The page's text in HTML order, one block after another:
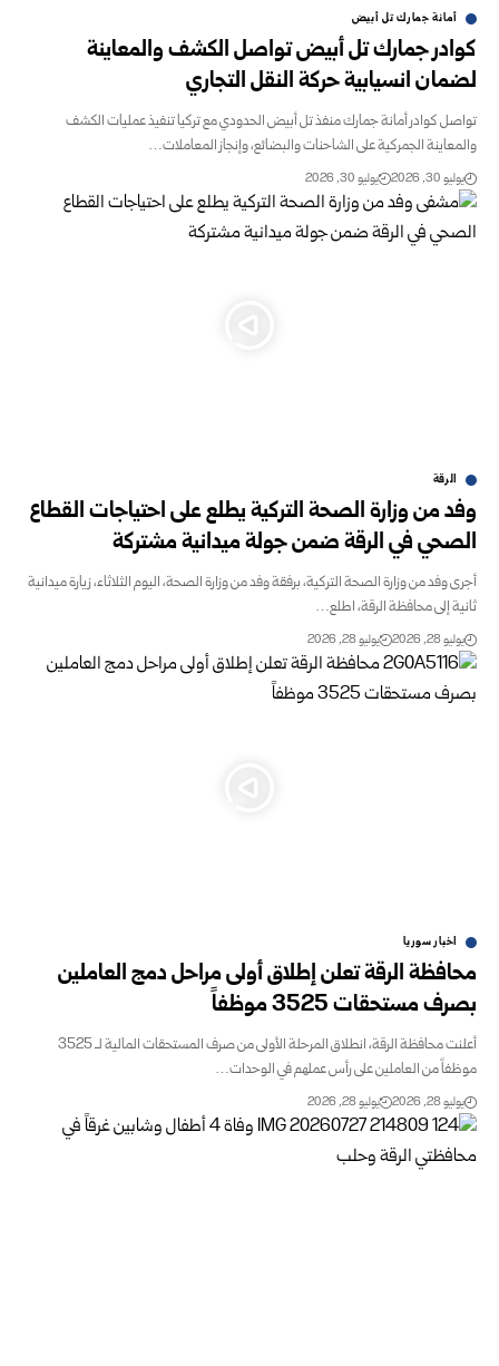
أمانة جمارك تل أبيض
كوادر جمارك تل أبيض تواصل الكشف والمعاينة
لضمان انسيابية حركة النقل التجاري
تواصل كوادر أمانة جمارك منفذ تل أبيض الحدودي مع تركيا تنفيذ عمليات الكشف
والمعاينة الجمركية على الشاحنات والبضائع، وإنجاز المعاملات…
يوليو 30, 2026 يوليو 30, 2026
الرقة
وفد من وزارة الصحة التركية يطلع على احتياجات القطاع
الصحي في الرقة ضمن جولة ميدانية مشتركة
أجرى وفد من وزارة الصحة التركية، برفقة وفد من وزارة الصحة، اليوم الثلاثاء، زيارة ميدانية
ثانية إلى محافظة الرقة، اطلع…
يوليو 28, 2026 يوليو 28, 2026
اخبار سوريا
محافظة الرقة تعلن إطلاق أولى مراحل دمج العاملين
بصرف مستحقات 3525 موظفاً
أعلنت محافظة الرقة، انطلاق المرحلة الأولى من صرف المستحقات المالية لـ 3525
موظفاً من العاملين على رأس عملهم في الوحدات…
يوليو 28, 2026 يوليو 28, 2026